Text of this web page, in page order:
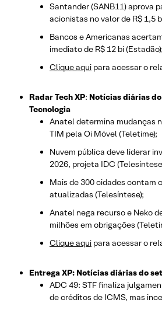
Santander (SANB11) aprova
acionistas no valor de R$ 1,5
Bancos e Americanas
imediato de R$ 12 bi (Estadão);
Clique aqui para acessar o
Radar Tech XP: Notícias diárias
Tecnologia
Anatel determina mudanças
TIM pela Oi Móvel (Teletime);
Nuvem pública deve liderar
2026, projeta IDC
Mais de 300 cidades contam
atualizadas (Telesíntese);
Anatel nega recurso e Neko
milhões em obrigações
Clique aqui para acessar o
Entrega XP: Notícias diárias do
ADC 49: STF finaliza
de créditos de ICMS, mas